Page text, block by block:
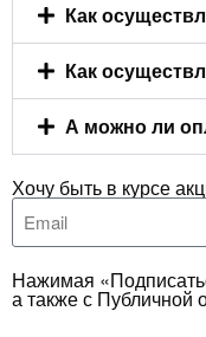
Как
Как
А можно ли
Хочу быть в курсе
Нажимая
а также с Публичной